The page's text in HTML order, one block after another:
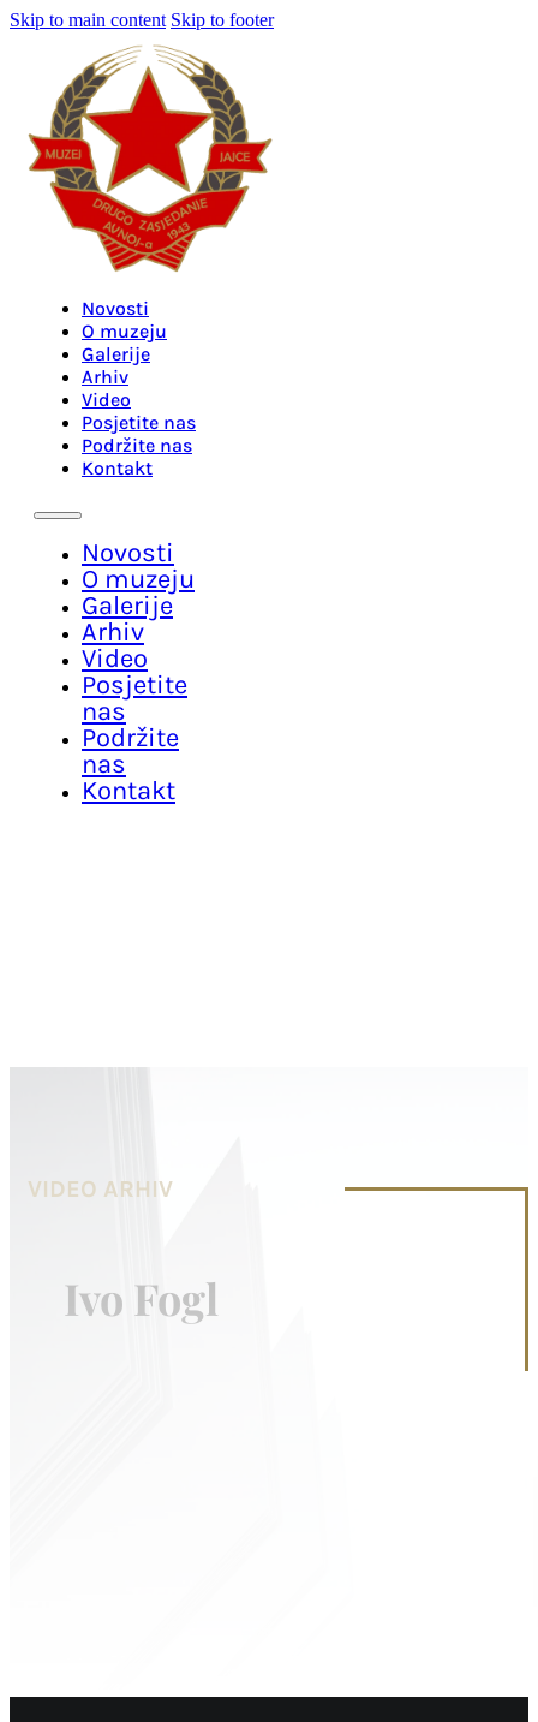
Skip to main content Skip to footer
Novosti
O muzeju
Galerije
Arhiv
Video
Posjetite nas
Podržite nas
Kontakt
Novosti
O muzeju
Galerije
Arhiv
Video
Posjetite
nas
Podržite
nas
Kontakt
VIDEO ARHIV
Ivo Fogl